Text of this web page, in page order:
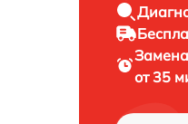
от 35